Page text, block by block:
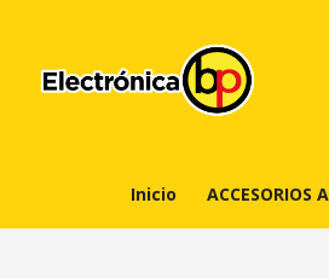
Inicio ACCESORIOS